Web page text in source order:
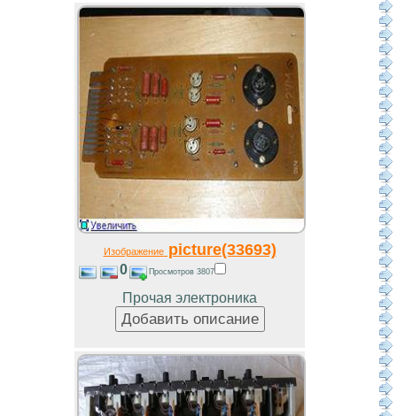
Изображениеpicture(33693)
0 Просмотров 3807
Прочая электроника